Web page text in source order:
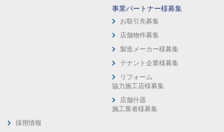
事業パートナー様募集
お取引先募集
店舗物件募集
製造メーカー様募集
テナント企業様募集
リフォーム
協力施工店様募集
店舗什器
施工業者様募集
採用情報